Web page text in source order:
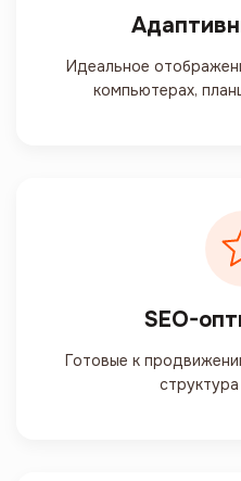
Идеальное
компьютерах,
SEO-
Готовые к